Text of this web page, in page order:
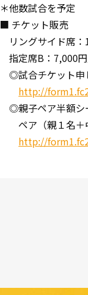
＊他数試合を予定
■ チケット販売
リングサイド席：
指定席B：7,000
◎試合チケット申
http://
◎親子ペア半額シ
ペア（親１名＋
http://